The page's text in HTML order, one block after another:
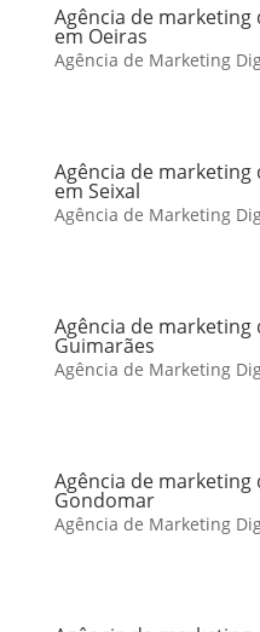
Agência de
em Oeiras
Agência de Marketing
Agência de
em Seixal
Agência de Marketing
Agência de
Guimarães
Agência de Marketing
Agência de
Gondomar
Agência de Marketing